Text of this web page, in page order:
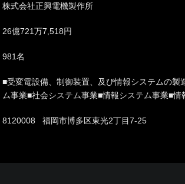
株式会社正興電機製作所
26億721万7,518円
981名
■受変電設備、制御装置、及び情報システムの
ム事業■社会システム事業■情報システム事業■
8120008 福岡市博多区東光2丁目7-25